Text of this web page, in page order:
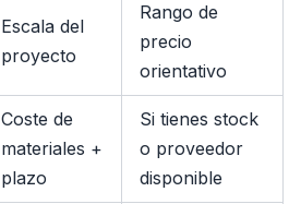
Escala del
proyecto
Rango de
precio
orientativo
Coste de
materiales +
plazo
Si tienes stock
o proveedor
disponible